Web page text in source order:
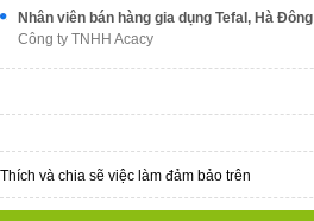
Nhân viên bán hàng gia dụng Tefal, Hà Đông
Công ty TNHH Acacy
Thích và chia sẽ việc làm đảm bảo trên